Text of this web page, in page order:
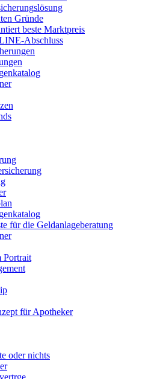
Gründe
beste Marktpreis
Abschluss
für die Geldanlageberatung
Portrait
für Apotheker
oder nichts